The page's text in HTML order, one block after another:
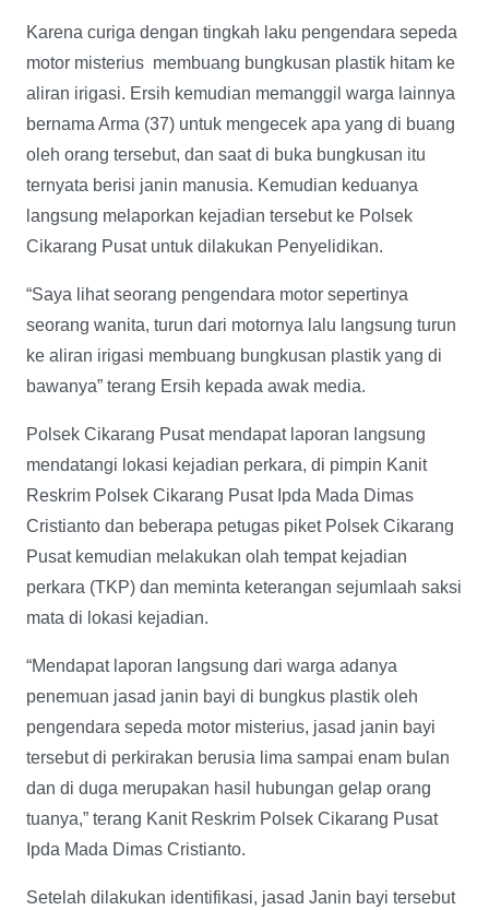
Karena curiga dengan tingkah laku pengendara sepeda
motor misterius membuang bungkusan plastik hitam ke
aliran irigasi. Ersih kemudian memanggil warga lainnya
bernama Arma (37) untuk mengecek apa yang di buang
oleh orang tersebut, dan saat di buka bungkusan itu
ternyata berisi janin manusia. Kemudian keduanya
langsung melaporkan kejadian tersebut ke Polsek
Cikarang Pusat untuk dilakukan Penyelidikan.
“Saya lihat seorang pengendara motor sepertinya
seorang wanita, turun dari motornya lalu langsung turun
ke aliran irigasi membuang bungkusan plastik yang di
bawanya” terang Ersih kepada awak media.
Polsek Cikarang Pusat mendapat laporan langsung
mendatangi lokasi kejadian perkara, di pimpin Kanit
Reskrim Polsek Cikarang Pusat Ipda Mada Dimas
Cristianto dan beberapa petugas piket Polsek Cikarang
Pusat kemudian melakukan olah tempat kejadian
perkara (TKP) dan meminta keterangan sejumlaah saksi
mata di lokasi kejadian.
“Mendapat laporan langsung dari warga adanya
penemuan jasad janin bayi di bungkus plastik oleh
pengendara sepeda motor misterius, jasad janin bayi
tersebut di perkirakan berusia lima sampai enam bulan
dan di duga merupakan hasil hubungan gelap orang
tuanya,” terang Kanit Reskrim Polsek Cikarang Pusat
Ipda Mada Dimas Cristianto.
Setelah dilakukan identifikasi, jasad Janin bayi tersebut